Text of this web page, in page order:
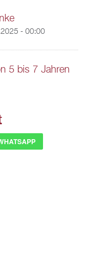
- 00:00
5 bis 7 Jahren